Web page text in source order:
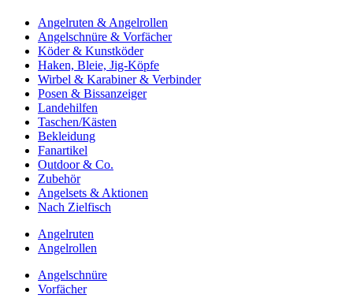
Angelruten & Angelrollen
Angelschnüre & Vorfächer
Köder & Kunstköder
Haken, Bleie, Jig-Köpfe
Wirbel & Karabiner & Verbinder
Posen & Bissanzeiger
Landehilfen
Taschen/Kästen
Bekleidung
Fanartikel
Outdoor & Co.
Zubehör
Angelsets & Aktionen
Nach Zielfisch
Angelruten
Angelrollen
Angelschnüre
Vorfächer